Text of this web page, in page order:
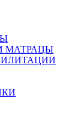
МАТРАЦЫ